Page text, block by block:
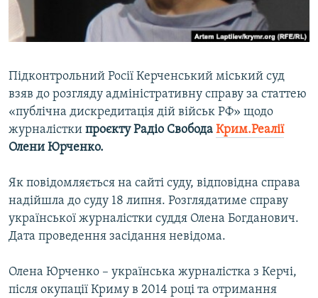
КРИМ РЕАЛІЇ
РУС
УКР
КТАТ
ДОЛУЧАЙСЯ!
Усі сайти RFE/RL
Підконтрольний Росії Керченський міський суд
взяв до розгляду адміністративну справу за статтею
«публічна дискредитація дій військ РФ» щодо
журналістки проєкту Радіо Свобода Крим.Реалії
Олени Юрченко.
Як повідомляється на сайті суду, відповідна справа
надійшла до суду 18 липня. Розглядатиме справу
української журналістки суддя Олена Богданович.
Дата проведення засідання невідома.
Олена Юрченко – українська журналістка з Керчі,
після окупації Криму в 2014 році та отримання